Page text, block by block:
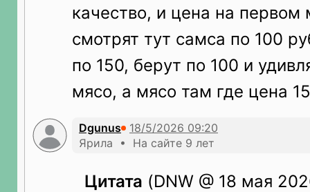
качество, и цена на первом
смотрят тут самса по 100
по 150, берут по 100 и
мясо, а мясо там где цена
Dgunus
Ярила • На сайте 9 лет
Цитата (DNW @ 18 мая